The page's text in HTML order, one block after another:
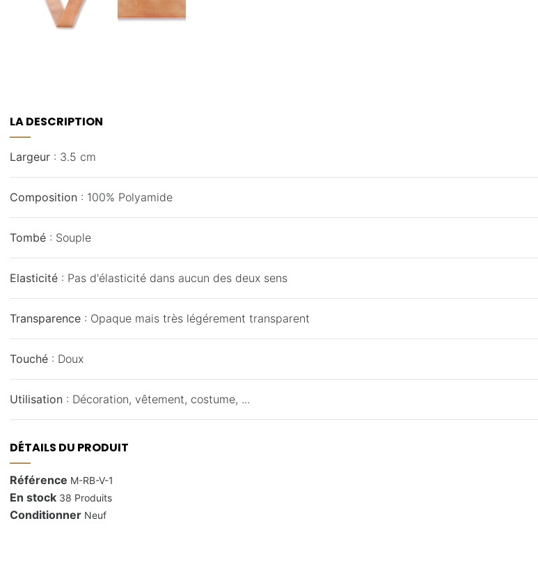
LA DESCRIPTION
Largeur : 3.5 cm
Composition : 100% Polyamide
Tombé : Souple
Elasticité : Pas d'élasticité dans aucun des deux sens
Transparence : Opaque mais très légérement transparent
Touché : Doux
Utilisation : Décoration, vêtement, costume, ...
DÉTAILS DU PRODUIT
Référence M-RB-V-1
En stock 38 Produits
Conditionner Neuf